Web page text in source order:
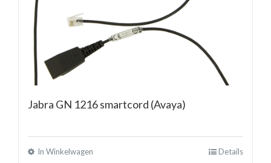
Jabra GN 1216 smartcord (Avaya)
In Winkelwagen Details